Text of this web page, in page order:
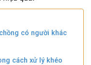
có người khác
cách xử lý khéo